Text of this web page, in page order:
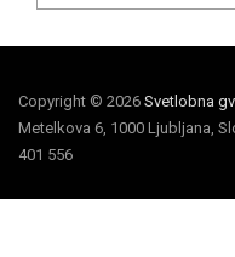
Copyright © 2026 Svetlobna
Metelkova 6, 1000 Ljubljana,
401 556